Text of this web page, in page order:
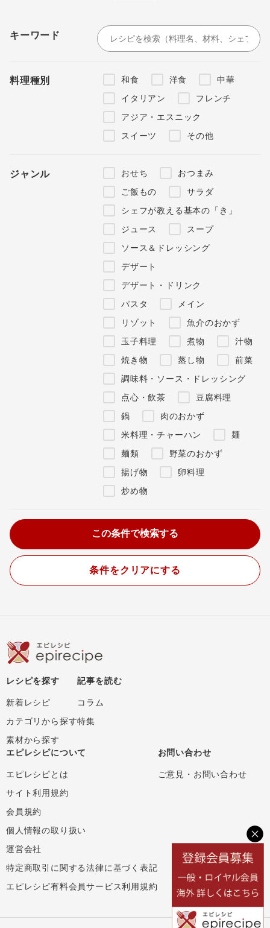
キーワード
料理種別 和食 洋食
中華
イタリアン
フレンチ
アジア・エスニック
スイーツ
その他
ジャンル おせち
おつまみ
ご飯もの
サラダ
シェフが教える基本の「き」
ジュース
スープ
ソース＆ドレッシング
デザート
デザート・ドリンク
パスタ
メイン
リゾット
魚介のおかず
玉子料理
煮物
汁物
焼き物
蒸し物
前菜
調味料・ソース・ドレッシング
点心・飲茶
豆腐料理
鍋
肉のおかず
米料理・チャーハン
麺
麺類
野菜のおかず
揚げ物
卵料理
炒め物
条件をクリアにする
レシピを探す
新着レシピ
カテゴリから探す
素材から探す
記事を読む
コラム
特集
エピレシピについて
エピレシピとは
サイト利用規約
会員規約
個人情報の取り扱い
運営会社
特定商取引に関する法律に基づく表記
エピレシピ有料会員サービス利用規約
お問い合わせ
ご意見・お問い合わせ